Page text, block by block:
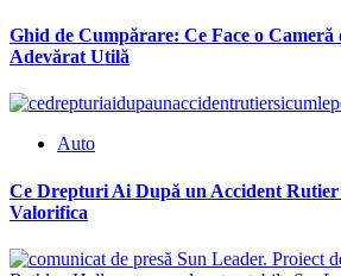
Ghid de Cumpărare: Ce Face o
Adevărat Utilă
Auto
Ce Drepturi Ai După un Accident Rutier
Valorifica